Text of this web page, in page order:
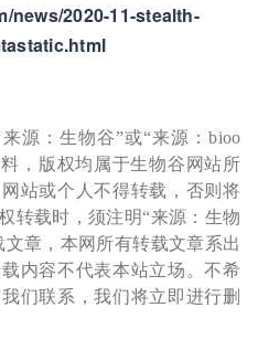
news/2020-11-stealth-
源：生物谷”或“来源：bioo
，版权均属于生物谷网站所
站或个人不得转载，否则将
转载时，须注明“来源：生物
章，本网所有转载文章系出
内容不代表本站立场。不希
们联系，我们将立即进行删